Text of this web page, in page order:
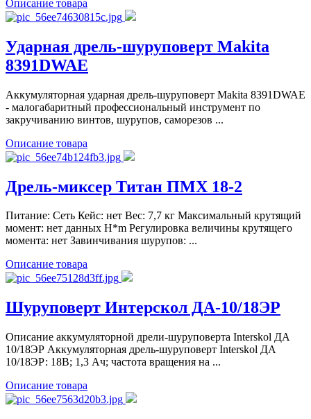
Описание товара
Ударная дрель-шуруповерт Makita
8391DWAE
Аккумуляторная ударная дрель-шуруповерт Makita 8391DWAE
- малогабаритный профессиональный инструмент по
закручиванию винтов, шурупов, саморезов ...
Описание товара
Дрель-миксер Титан ПМХ 18-2
Питание: Сеть Кейс: нет Вес: 7,7 кг Максимальный крутящий
момент: нет данных H*m Регулировка величины крутящего
момента: нет Завинчивания шурупов: ...
Описание товара
Шуруповерт Интерскол ДА-10/18ЭР
Описание аккумуляторной дрели-шуруповерта Interskol ДА
10/18ЭР Аккумуляторная дрель-шуруповерт Interskol ДА
10/18ЭР: 18В; 1,3 Ач; частота вращения на ...
Описание товара